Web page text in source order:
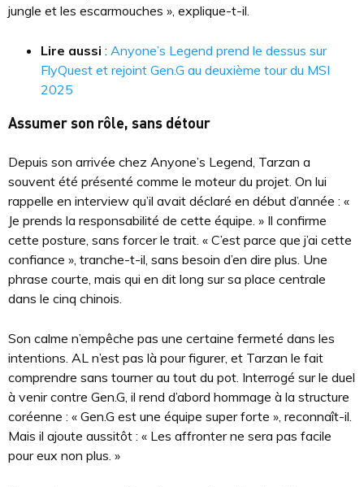
jungle et les escarmouches », explique-t-il.
Lire aussi : Anyone’s Legend prend le dessus sur
FlyQuest et rejoint Gen.G au deuxième tour du MSI
2025
Assumer son rôle, sans détour
Depuis son arrivée chez Anyone’s Legend, Tarzan a
souvent été présenté comme le moteur du projet. On lui
rappelle en interview qu’il avait déclaré en début d’année : «
Je prends la responsabilité de cette équipe. » Il confirme
cette posture, sans forcer le trait. « C’est parce que j’ai cette
confiance », tranche-t-il, sans besoin d’en dire plus. Une
phrase courte, mais qui en dit long sur sa place centrale
dans le cinq chinois.
Son calme n’empêche pas une certaine fermeté dans les
intentions. AL n’est pas là pour figurer, et Tarzan le fait
comprendre sans tourner au tout du pot. Interrogé sur le duel
à venir contre Gen.G, il rend d’abord hommage à la structure
coréenne : « Gen.G est une équipe super forte », reconnaît-il.
Mais il ajoute aussitôt : « Les affronter ne sera pas facile
pour eux non plus. »